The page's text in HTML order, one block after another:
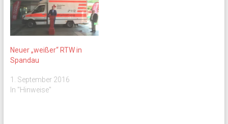
Neuer „weißer“ RTW in
Spandau
1. September 2016
In "Hinweise"